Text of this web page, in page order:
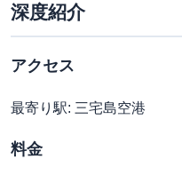
深度紹介
アクセス
最寄り駅: 三宅島空港
料金